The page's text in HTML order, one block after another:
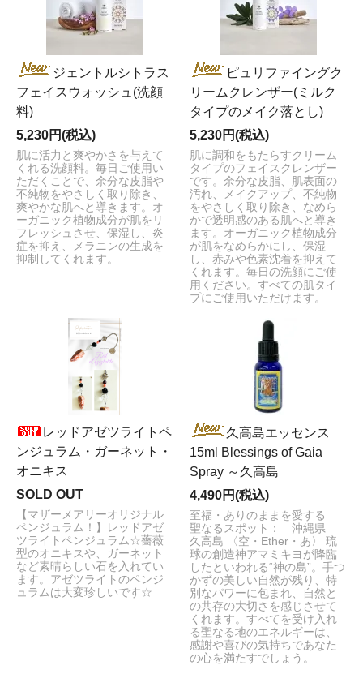
ジェントルシトラス
フェイスウォッシュ(洗顔
料)
5,230円(税込)
肌に活力と爽やかさを与えて
くれる洗顔料。毎日ご使用い
ただくことで、余分な皮脂や
不純物をやさしく取り除き、
爽やかな肌へと導きます。オ
ーガニック植物成分が肌をリ
フレッシュさせ、保湿し、炎
症を抑え、メラニンの生成を
抑制してくれます。
ピュリファイングク
リームクレンザー(ミルク
タイプのメイク落とし)
5,230円(税込)
肌に調和をもたらすクリーム
タイプのフェイスクレンザー
です。余分な皮脂、肌表面の
汚れ、メイクアップ、不純物
をやさしく取り除き、なめら
かで透明感のある肌へと導き
ます。オーガニック植物成分
が肌をなめらかにし、保湿
し、赤みや色素沈着を抑えて
くれます。毎日の洗顔にご使
用ください。すべての肌タイ
プにご使用いただけます。
レッドアゼツライトペ
ンジュラム・ガーネット・
オニキス
SOLD OUT
【マザーメアリーオリジナル
ペンジュラム！】レッドアゼ
ツライトペンジュラム☆薔薇
型のオニキスや、ガーネット
など素晴らしい石を入れてい
ます。アゼツライトのペンジ
ュラムは大変珍しいです☆
久高島エッセンス
15ml Blessings of Gaia
Spray ～久高島
4,490円(税込)
至福・ありのままを愛する
聖なるスポット： 沖縄県
久高島 〈空・Ether・あ〉 琉
球の創造神アマミキヨが降臨
したといわれる“神の島”。手つ
かずの美しい自然が残り、特
別なパワーに包まれ、自然と
の共存の大切さを感じさせて
くれます。すべてを受け入れ
る聖なる地のエネルギーは、
感謝や喜びの気持ちであなた
の心を満たすでしょう。